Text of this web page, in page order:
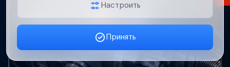
Настроить
Принять
Заявка онлайн